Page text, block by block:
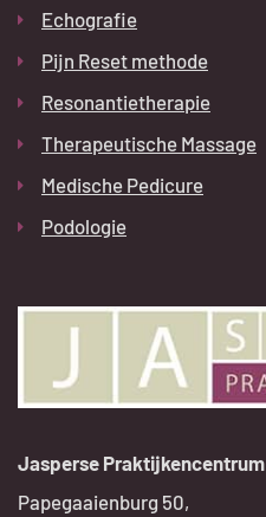
Echografie
Pijn Reset methode
Resonantietherapie
Therapeutische Massage
Medische Pedicure
Podologie
Jasperse Praktijkencentrum
Papegaaienburg 50,